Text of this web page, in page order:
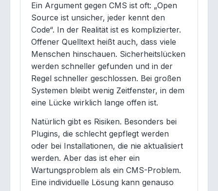
Ein Argument gegen CMS ist oft: „Open
Source ist unsicher, jeder kennt den
Code“. In der Realität ist es komplizierter.
Offener Quelltext heißt auch, dass viele
Menschen hinschauen. Sicherheitslücken
werden schneller gefunden und in der
Regel schneller geschlossen. Bei großen
Systemen bleibt wenig Zeitfenster, in dem
eine Lücke wirklich lange offen ist.
Natürlich gibt es Risiken. Besonders bei
Plugins, die schlecht gepflegt werden
oder bei Installationen, die nie aktualisiert
werden. Aber das ist eher ein
Wartungsproblem als ein CMS-Problem.
Eine individuelle Lösung kann genauso